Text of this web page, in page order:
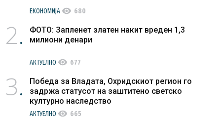
ЕКОНОМИЈА visibility 680
2
ФОТО: Запленет златен накит вреден 1,3
милиони денари
АКТУЕЛНО visibility 677
3
Победа за Владата, Охридскиот регион го
задржа статусот на заштитено светско
културно наследство
АКТУЕЛНО visibility 665